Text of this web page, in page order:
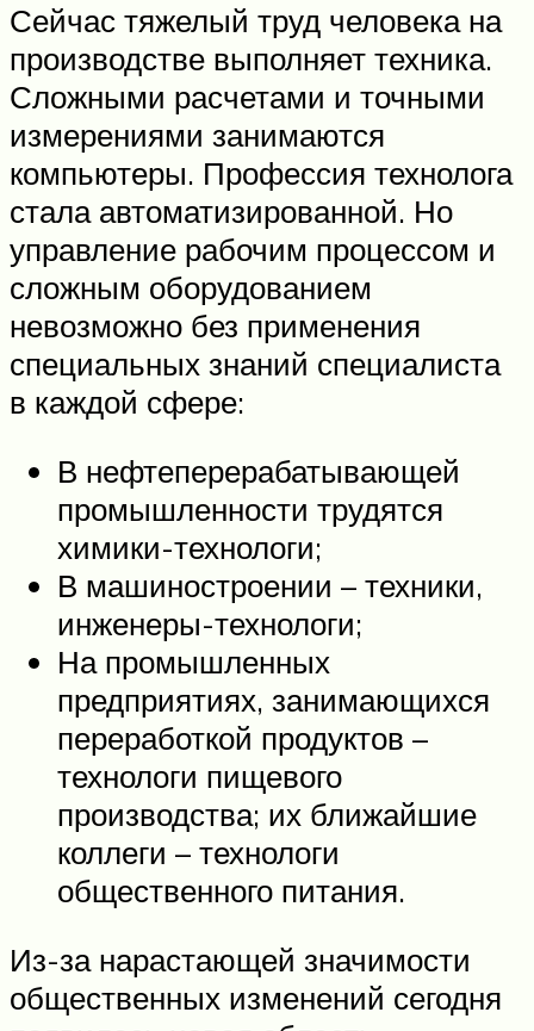
Сейчас тяжелый труд человека на
производстве выполняет техника.
Сложными расчетами и точными
измерениями занимаются
компьютеры. Профессия технолога
стала автоматизированной. Но
управление рабочим процессом и
сложным оборудованием
невозможно без применения
специальных знаний специалиста
в каждой сфере:
В нефтеперерабатывающей
промышленности трудятся
химики-технологи;
В машиностроении – техники,
инженеры-технологи;
На промышленных
предприятиях, занимающихся
переработкой продуктов –
технологи пищевого
производства; их ближайшие
коллеги – технологи
общественного питания.
Из-за нарастающей значимости
общественных изменений сегодня